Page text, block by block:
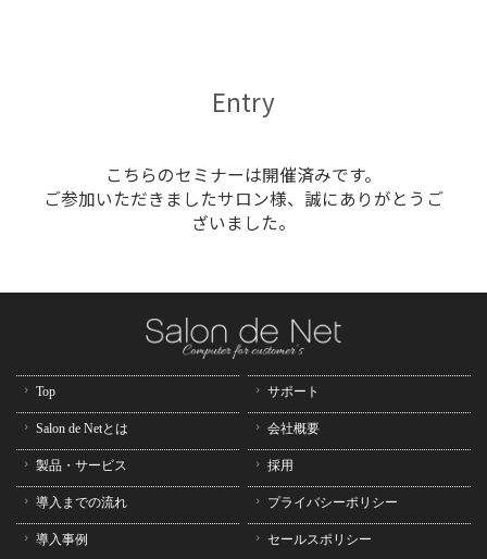
Entry
Top
Salon de Netとは
製品・サービス
導入までの流れ
導入事例
サポート
会社概要
採用
プライバシーポリシー
セールスポリシー